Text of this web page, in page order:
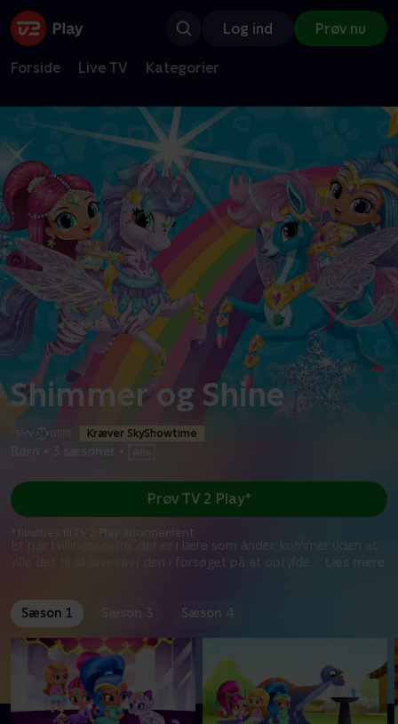
Log ind Prøv nu
Forside Live TV Kategorier
Shimmer og Shine
Kræver SkyShowtime
Et par tvillingesøstre ,der er i lære som ånder, kommer uden at
ville det til at lave rav i den i forsøget på at opfylde
Læs mere
Prøv TV 2 Play*
*tilkøbes til TV 2 Play abonnement
Sæson 1 Sæson 3 Sæson 4